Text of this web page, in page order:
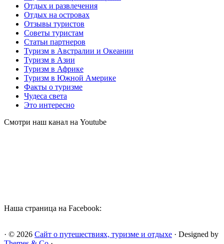
Отдых и развлечения
Отдых на островах
Отзывы туристов
Советы туристам
Статьи партнеров
Туризм в Австралии и Океании
Туризм в Азии
Туризм в Африке
Туризм в Южной Америке
Факты о туризме
Чудеса света
Это интересно
Смотри наш канал на Youtube
Наша страница на Facebook:
· © 2026 Сайт о путешествиях, туризме и отдыхе · Designed by